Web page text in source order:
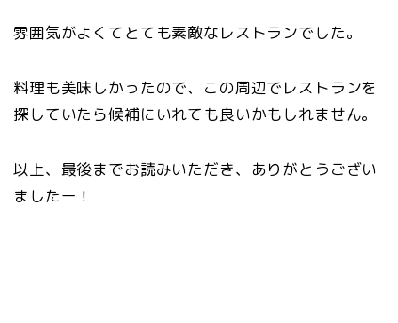
雰囲気がよくてとても素敵なレストランでした。
料理も美味しかったので、この周辺でレストランを
探していたら候補にいれても良いかもしれません。
以上、最後までお読みいただき、ありがとうござい
ましたー！